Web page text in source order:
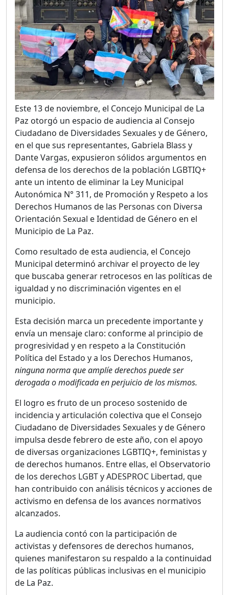
Este 13 de noviembre, el Concejo Municipal de La
Paz otorgó un espacio de audiencia al Consejo
Ciudadano de Diversidades Sexuales y de Género,
en el que sus representantes, Gabriela Blass y
Dante Vargas, expusieron sólidos argumentos en
defensa de los derechos de la población LGBTIQ+
ante un intento de eliminar la Ley Municipal
Autonómica N° 311, de Promoción y Respeto a los
Derechos Humanos de las Personas con Diversa
Orientación Sexual e Identidad de Género en el
Municipio de La Paz.
Como resultado de esta audiencia, el Concejo
Municipal determinó archivar el proyecto de ley
que buscaba generar retrocesos en las políticas de
igualdad y no discriminación vigentes en el
municipio.
Esta decisión marca un precedente importante y
envía un mensaje claro: conforme al principio de
progresividad y en respeto a la Constitución
Política del Estado y a los Derechos Humanos,
ninguna norma que amplíe derechos puede ser
derogada o modificada en perjuicio de los mismos.
El logro es fruto de un proceso sostenido de
incidencia y articulación colectiva que el Consejo
Ciudadano de Diversidades Sexuales y de Género
impulsa desde febrero de este año, con el apoyo
de diversas organizaciones LGBTIQ+, feministas y
de derechos humanos. Entre ellas, el Observatorio
de los derechos LGBT y ADESPROC Libertad, que
han contribuido con análisis técnicos y acciones de
activismo en defensa de los avances normativos
alcanzados.
La audiencia contó con la participación de
activistas y defensores de derechos humanos,
quienes manifestaron su respaldo a la continuidad
de las políticas públicas inclusivas en el municipio
de La Paz.